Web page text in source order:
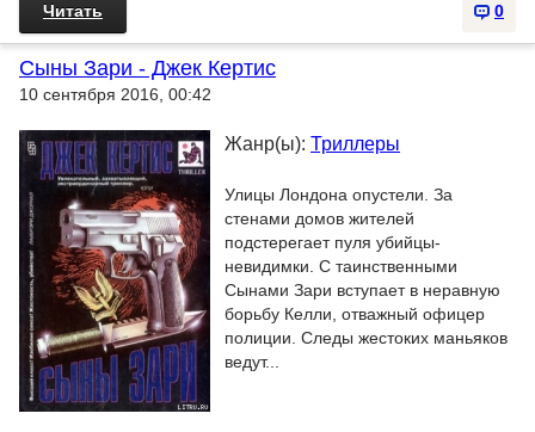
0
Читать
Сыны Зари - Джек Кертис
10 сентября 2016, 00:42
Жанр(ы): Триллеры
Улицы Лондона опустели. За
стенами домов жителей
подстерегает пуля убийцы-
невидимки. С таинственными
Сынами Зари вступает в неравную
борьбу Келли, отважный офицер
полиции. Следы жестоких маньяков
ведут...